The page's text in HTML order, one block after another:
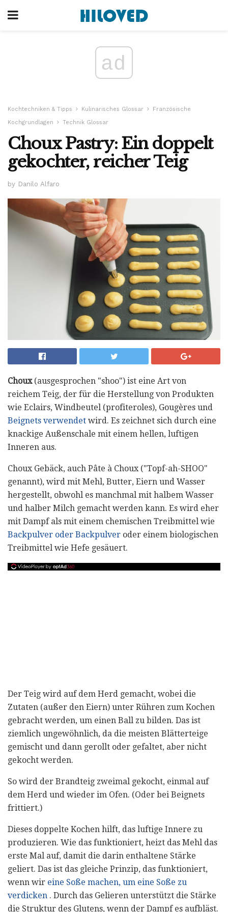
ad
Kochtechniken & Tipps Kulinarisches Glossar
Französische
Kochgrundlagen
Technik Glossar
Choux Pastry: Ein doppelt
gekochter, reicher Teig
by Danilo Alfaro
Choux(ausgesprochen "shoo") ist eine Art von
reichem Teig, der für die Herstellung von Produkten
wie Eclairs, Windbeutel (profiteroles), Gougères und
Beignets verwendet wird. Es zeichnet sich durch eine
knackige Außenschale mit einem hellen, luftigen
Inneren aus.
Choux Gebäck, auch Pâte à Choux ("Topf-ah-SHOO"
genannt), wird mit Mehl, Butter, Eiern und Wasser
hergestellt, obwohl es manchmal mit halbem Wasser
und halber Milch gemacht werden kann. Es wird eher
mit Dampf als mit einem chemischen Treibmittel wie
Backpulver oder Backpulver oder einem biologischen
Treibmittel wie Hefe gesäuert.
Der Teig wird auf dem Herd gemacht, wobei die
Zutaten (außer den Eiern) unter Rühren zum Kochen
gebracht werden, um einen Ball zu bilden. Das ist
ziemlich ungewöhnlich, da die meisten Blätterteige
gemischt und dann gerollt oder gefaltet, aber nicht
gekocht werden.
So wird der Brandteig zweimal gekocht, einmal auf
dem Herd und wieder im Ofen. (Oder bei Beignets
frittiert.)
Dieses doppelte Kochen hilft, das luftige Innere zu
produzieren. Wie das funktioniert, heizt das Mehl das
erste Mal auf, damit die darin enthaltene Stärke
geliert. Das ist das gleiche Prinzip, das funktioniert,
wenn wir eine Soße machen, um eine Soße zu
verdicken . Durch das Gelieren unterstützt die Stärke
die Struktur des Glutens, wenn der Dampf es aufbläst.